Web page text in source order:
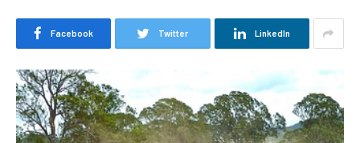
Facebook Twitter LinkedIn